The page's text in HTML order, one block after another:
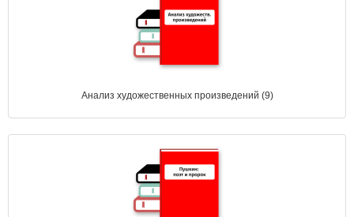
Анализ художественных произведений (9)